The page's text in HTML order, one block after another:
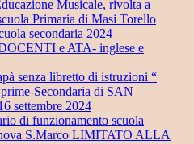
Musicale, rivolta a
Primaria di Masi Torello
secondaria 2024
e ATA- inglese e
senza libretto di istruzioni “
Secondaria di SAN
settembre 2024
di funzionamento scuola
S.Marco LIMITATO ALLA